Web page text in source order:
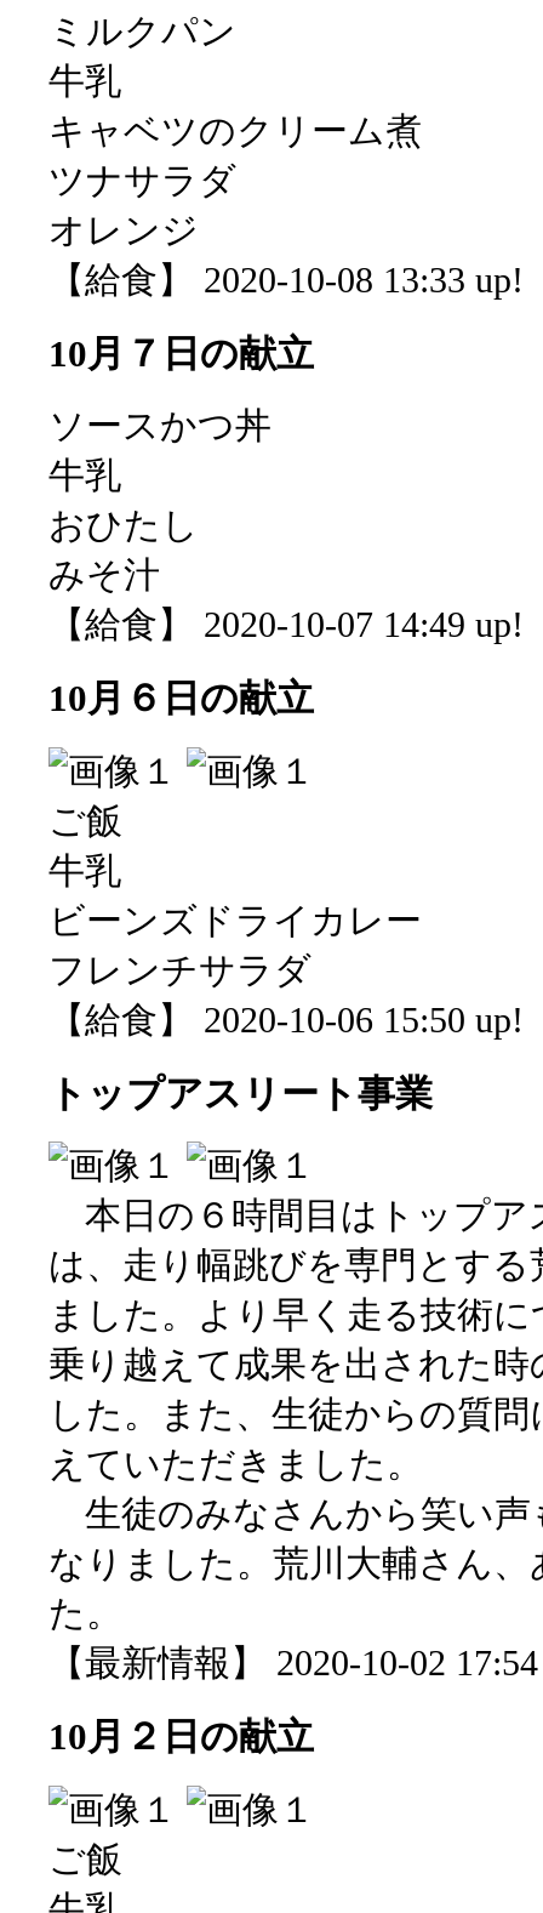
ミルクパン
牛乳
キャベツのクリーム煮
ツナサラダ
オレンジ
【給食】 2020-10-08 13:33 up!
10月７日の献立
ソースかつ丼
牛乳
おひたし
みそ汁
【給食】 2020-10-07 14:49 up!
10月６日の献立
ご飯
牛乳
ビーンズドライカレー
フレンチサラダ
【給食】 2020-10-06 15:50 up!
トップアスリート事業
本日の６時間目はトップア
は、走り幅跳びを専門とす
ました。より早く走る技術
乗り越えて成果を出された
した。また、生徒からの質
えていただきました。
生徒のみなさんから笑い声
なりました。荒川大輔さん
た。
【最新情報】 2020-10-02
10月２日の献立
ご飯